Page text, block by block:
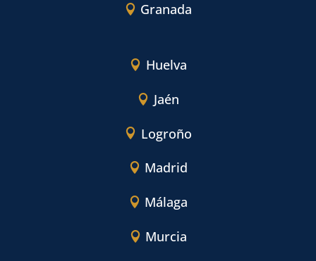
Granada
Huelva
Jaén
Logroño
Madrid
Málaga
Murcia